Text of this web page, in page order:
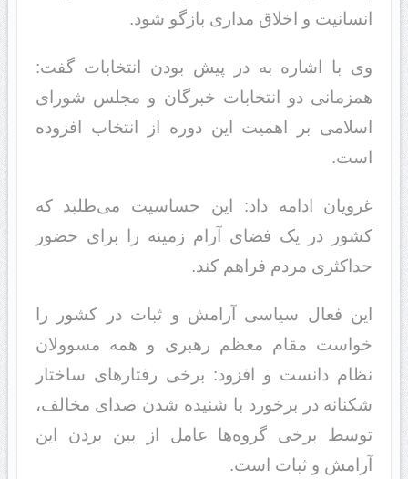
انسانیت و اخلاق مداری بازگو شود.
وی با اشاره به در پیش بودن انتخابات گفت:
همزمانی دو انتخابات خبرگان و مجلس شورای
اسلامی بر اهمیت این دوره از انتخاب افزوده
است.
غرویان ادامه داد: این حساسیت می‌طلبد که
کشور در یک فضای آرام زمینه را برای حضور
حداکثری مردم فراهم کند.
این فعال سیاسی آرامش و ثبات در کشور را
خواست مقام معظم رهبری و همه مسوولان
نظام دانست و افزود: برخی رفتارهای ساختار
شکنانه در برخورد با شنیده شدن صدای مخالف،
توسط برخی گروه‌ها عامل از بین بردن این
آرامش و ثبات است.